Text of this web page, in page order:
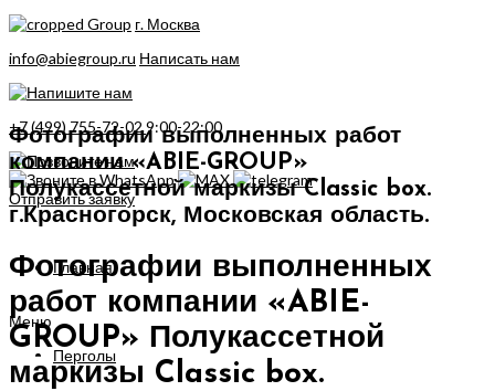
г. Москва
info@abiegroup.ru Написать нам
+7 (499) 755-72-029:00-22:00
Отправить заявку
Главная
Перголы
Меню
Фотографии выполненных работ
компании «ABIE-GROUP»
Полукассетной маркизы Classic box.
г.Красногорск, Московская область.
Фотографии выполненных
работ компании «ABIE-
GROUP» Полукассетной
маркизы Classic box.